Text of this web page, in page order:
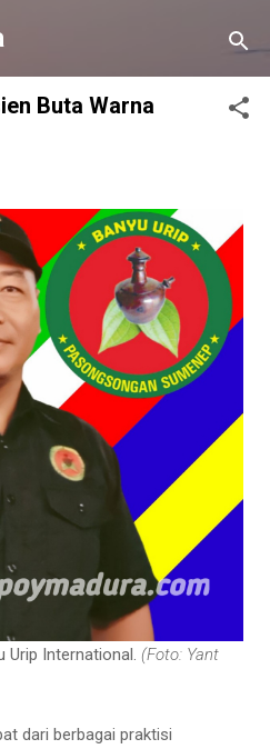
konten utama
Buta Warna
Urip International. (Foto: Yant
dari berbagai praktisi